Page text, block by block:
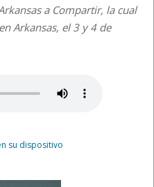
a Compartir, la cual
Arkansas, el 3 y 4 de
su dispositivo